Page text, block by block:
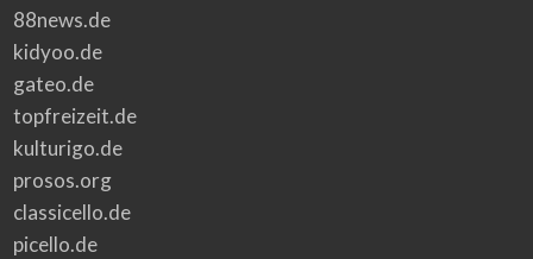
88news.de
kidyoo.de
gateo.de
topfreizeit.de
kulturigo.de
prosos.org
classicello.de
picello.de